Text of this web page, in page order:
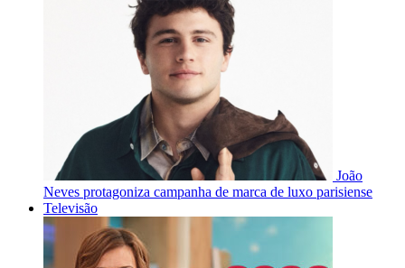
João
Neves protagoniza campanha de marca de luxo parisiense
Televisão